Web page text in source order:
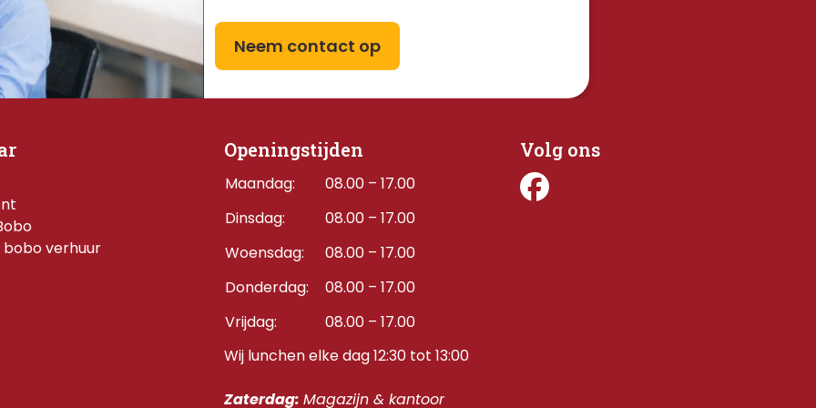
Neem contact op
verhuur
Openingstijden
Maandag:
08.00 – 17.00
Dinsdag:
08.00 – 17.00
Woensdag:
08.00 – 17.00
Donderdag: 08.00 – 17.00
Vrijdag:
08.00 – 17.00
Wij lunchen elke dag 12:30 tot 13:00
Zaterdag: Magazijn & kantoor
Volg ons